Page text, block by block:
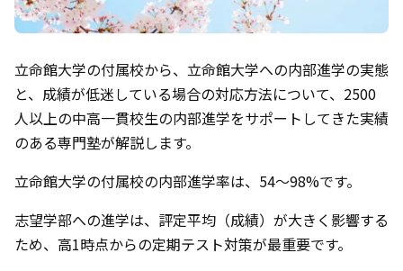
立命館大学の付属校から、立命館大学への内部進学の実態
と、成績が低迷している場合の対応方法について、2500
人以上の中高一貫校生の内部進学をサポートしてきた実績
のある専門塾が解説します。
立命館大学の付属校の内部進学率は、54〜98%です。
志望学部への進学は、評定平均（成績）が大きく影響する
ため、高1時点からの定期テスト対策が最重要です。